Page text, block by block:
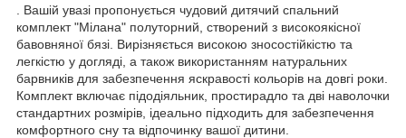
. Вашій увазі пропонується чудовий дитячий спальний
комплект "Мілана" полуторний, створений з високоякісної
бавовняної бязі. Вирізняється високою зносостійкістю та
легкістю у догляді, а також використанням натуральних
барвників для забезпечення яскравості кольорів на довгі роки.
Комплект включає підодіяльник, простирадло та дві наволочки
стандартних розмірів, ідеально підходить для забезпечення
комфортного сну та відпочинку вашої дитини.